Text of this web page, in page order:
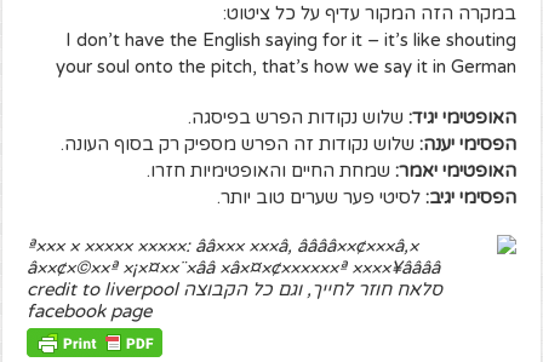
במקרה הזה המקור עדיף על כל ציטוט:
I don’t have the English saying for it – it’s like shouting
your soul onto the pitch, that’s how we say it in German
האופטימי יגיד: שלוש נקודות הפרש בפיסגה.
הפסימי יענה: שלוש נקודות זה הפרש מספיק רק בסוף העונה.
האופטימי יאמר: שמחת החיים והאופטימיות חזרו.
הפסימי יגיב: לסיטי פער שערים טוב יותר.
סלאח חוזר לחייך, וגם כל הקבוצה credit to liverpool
facebook page